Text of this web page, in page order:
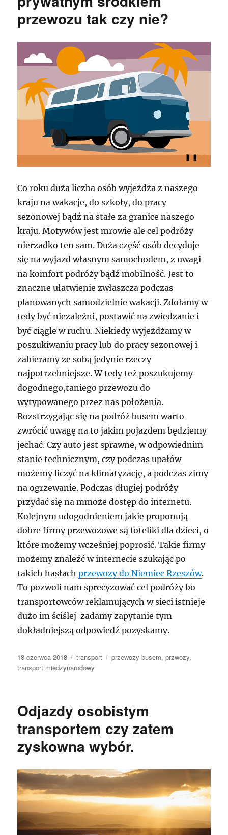
przewozu tak czy nie?
Co roku duża liczba osób wyjeżdża z naszego
kraju na wakacje, do szkoły, do pracy
sezonowej bądź na stałe za granice naszego
kraju. Motywów jest mrowie ale cel podróży
nierzadko ten sam. Duża część osób decyduje
się na wyjazd własnym samochodem, z uwagi
na komfort podróży bądź mobilność. Jest to
znaczne ułatwienie zwłaszcza podczas
planowanych samodzielnie wakacji. Zdołamy w
tedy być niezależni, postawić na zwiedzanie i
być ciągle w ruchu. Niekiedy wyjeżdżamy w
poszukiwaniu pracy lub do pracy sezonowej i
zabieramy ze sobą jedynie rzeczy
najpotrzebniejsze. W tedy też poszukujemy
dogodnego,taniego przewozu do
wytypowanego przez nas położenia.
Rozstrzygając się na podróż busem warto
zwrócić uwagę na to jakim pojazdem będziemy
jechać. Czy auto jest sprawne, w odpowiednim
stanie technicznym, czy podczas upałów
możemy liczyć na klimatyzację, a podczas zimy
na ogrzewanie. Podczas długiej podróży
przydać się na mmoże dostęp do internetu.
Kolejnym udogodnieniem jakie proponują
dobre firmy przewozowe są foteliki dla dzieci, o
które możemy wcześniej poprosić. Takie firmy
możemy znaleźć w internecie szukając po
takich hasłachprzewozy do Niemiec Rzeszów.
To pozwoli nam sprecyzować cel podróży bo
transportowców reklamujących w sieci istnieje
dużo im ściślej zadamy zapytanie tym
dokładniejszą odpowiedź pozyskamy.
Data
publikacji
18 czerwca 2018 Kategorie
transport Tagi
przewozy busem,przwozy,
transport miedzynarodowy
Odjazdy osobistym
transportem czy zatem
zyskowna wybór.